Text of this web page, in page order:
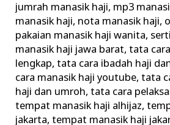
jumrah manasik haji, mp3
manasik haji, nota manasik haji,
pakaian manasik haji wanita,
manasik haji jawa barat,tata
lengkap,tata cara ibadah haji
cara manasik haji youtube,tata
haji dan umroh,tata cara
tempat manasik haji alhijaz,
jakarta,tempat manasik haji